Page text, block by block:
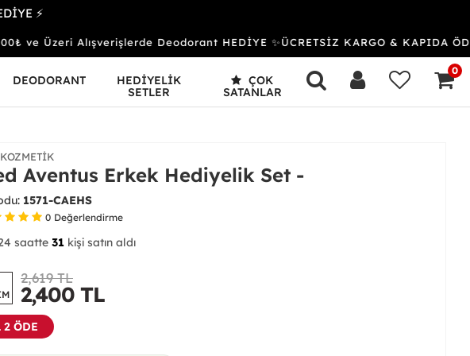
⚡
Üzeri Alışverişlerde Deodorant HEDİYE ✨ÜCRETSİZ KARGO & KAPIDA ÖDEME
DEODORANT
HEDİYELİK
SETLER
ÇOK
SATANLAR
0
Aventus Erkek Hediyelik Set -
1571-CAEHS
0 Değerlendirme
42 83
saatte 31 kişi satın aldı
2,619 TL
2,400 TL
2 ÖDE